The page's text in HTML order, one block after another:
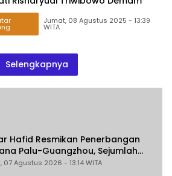
Jumat, 08 Agustus 2025 - 13:39
WITA
Selengkapnya
Hafid Resmikan Penerbangan
Palu-Guangzhou, Sejumlah
Jajaki Rute Malaysia dan
07 Agustus 2026 - 13:14 WITA